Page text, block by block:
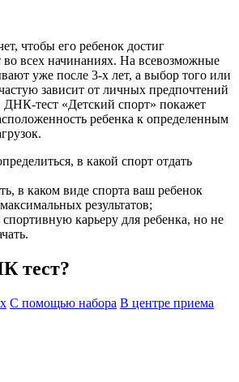
чтобы его ребенок достиг
всех начинаниях. На всевозможные
уже после 3-х лет, а выбор того или
зависит от личных предпочтений
ДНК-тест «Детский спорт» покажет
ребенка к определенным
в какой спорт отдать
в каком виде спорта ваш ребенок
результатов;
карьеру для ребенка, но не
тест?
С помощью набора В центре приема